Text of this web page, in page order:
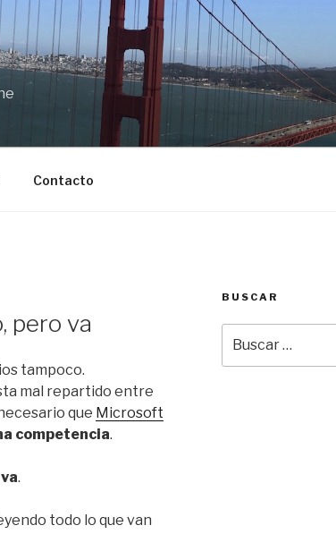
Contacto
pero va
tampoco.
mal repartido entre
que Microsoft
competencia.
.
todo lo que van
BUSCAR
por: